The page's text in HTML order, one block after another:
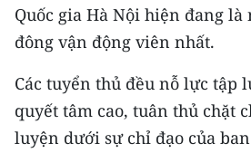
Media Du lịch
Media Thế giới
Media Thể thao
Media Giáo dục
Quốc gia Hà Nội hiện đang
đông vận động viên nhất.
Các tuyển thủ đều nỗ lực tập
quyết tâm cao, tuân thủ chặt
luyện dưới sự chỉ đạo của